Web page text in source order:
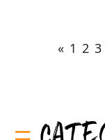
« 1 2 3